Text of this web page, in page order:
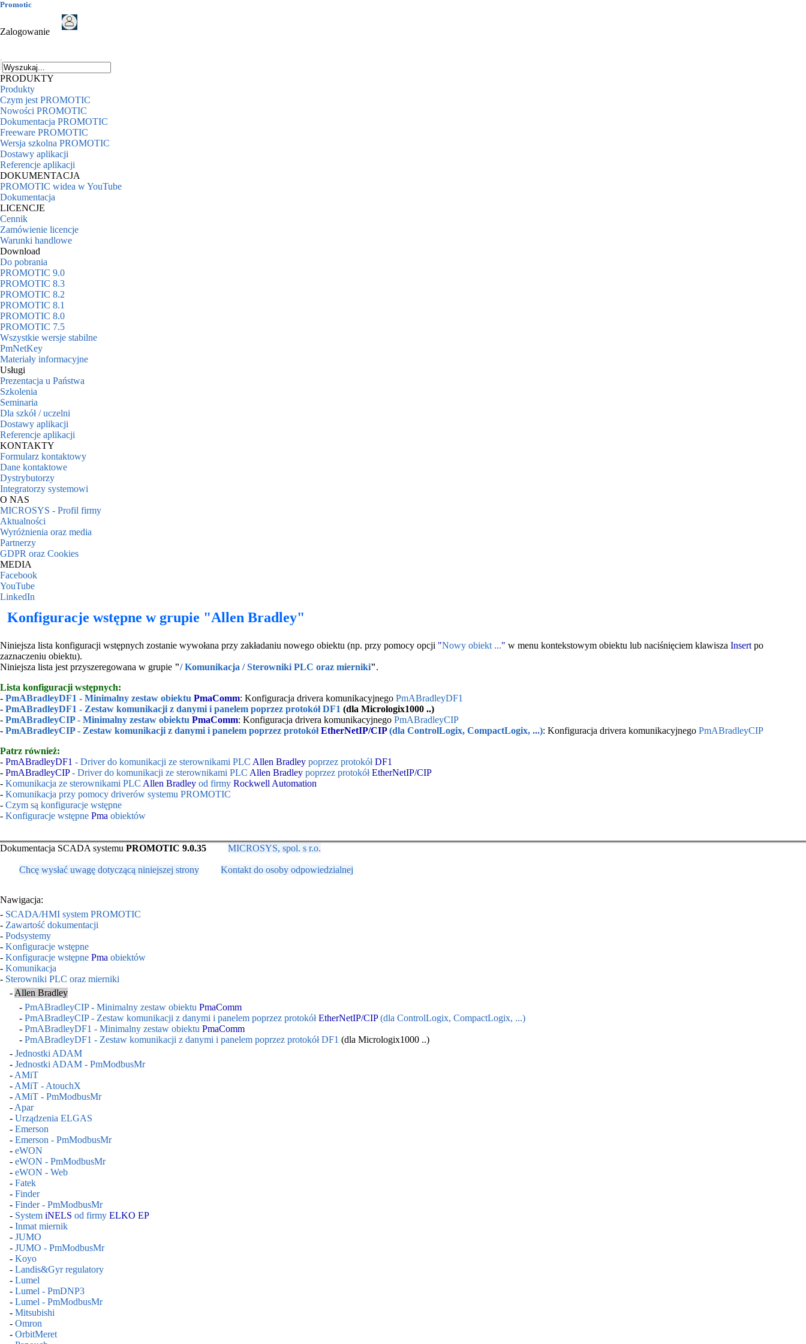
Promotic
Zalogowanie
PRODUKTY
Produkty
Czym jest PROMOTIC
Nowości PROMOTIC
Dokumentacja PROMOTIC
Freeware PROMOTIC
Wersja szkolna PROMOTIC
Dostawy aplikacji
Referencje aplikacji
DOKUMENTACJA
PROMOTIC widea w YouTube
Dokumentacja
LICENCJE
Cennik
Zamówienie licencje
Warunki handlowe
Download
Do pobrania
PROMOTIC 9.0
PROMOTIC 8.3
PROMOTIC 8.2
PROMOTIC 8.1
PROMOTIC 8.0
PROMOTIC 7.5
Wszystkie wersje stabilne
PmNetKey
Materiały informacyjne
Usługi
Prezentacja u Państwa
Szkolenia
Seminaria
Dla szkół / uczelni
Dostawy aplikacji
Referencje aplikacji
KONTAKTY
Formularz kontaktowy
Dane kontaktowe
Dystrybutorzy
Integratorzy systemowi
O NAS
MICROSYS - Profil firmy
Aktualności
Wyróżnienia oraz media
Partnerzy
GDPR oraz Cookies
MEDIA
Facebook
YouTube
LinkedIn
Konfiguracje wstępne w grupie "Allen Bradley"
Niniejsza lista konfiguracji wstępnych zostanie wywołana przy zakładaniu nowego obiektu (np. przy pomocy opcji "Nowy obiekt ..." w menu kontekstowym obiektu lub naciśnięciem klawisza Insert po
zaznaczeniu obiektu).
Niniejsza lista jest przyszeregowana w grupie "/ Komunikacja / Sterowniki PLC oraz mierniki".
Lista konfiguracji wstępnych:
- PmABradleyDF1 - Minimalny zestaw obiektu PmaComm: Konfiguracja drivera komunikacyjnego PmABradleyDF1
- PmABradleyDF1 - Zestaw komunikacji z danymi i panelem poprzez protokółDF1 (dla Micrologix1000 ..)
- PmABradleyCIP - Minimalny zestaw obiektu PmaComm: Konfiguracja drivera komunikacyjnego PmABradleyCIP
- PmABradleyCIP - Zestaw komunikacji z danymi i panelem poprzez protokółEtherNetIP/CIP(dla ControlLogix, CompactLogix, ...): Konfiguracja drivera komunikacyjnego PmABradleyCIP
Patrz również:
- PmABradleyDF1 - Driver do komunikacji ze sterownikami PLC Allen Bradley poprzez protokółDF1
- PmABradleyCIP- Driver do komunikacji ze sterownikami PLC Allen Bradley poprzez protokółEtherNetIP/CIP
- Komunikacja ze sterownikami PLC Allen Bradley od firmy Rockwell Automation
- Komunikacja przy pomocy driverów systemu PROMOTIC
- Czym są konfiguracje wstępne
- Konfiguracje wstępne Pma obiektów
Dokumentacja SCADA systemu PROMOTIC 9.0.35 MICROSYS, spol. s r.o.
Chcę wysłać uwagę dotyczącą niniejszej strony Kontakt do osoby odpowiedzialnej
Nawigacja:
- SCADA/HMI system PROMOTIC
- Zawartość dokumentacji
- Podsystemy
- Konfiguracje wstępne
- Konfiguracje wstępne Pma obiektów
- Komunikacja
- Sterowniki PLC oraz mierniki
- Allen Bradley
- PmABradleyCIP - Minimalny zestaw obiektu PmaComm
- PmABradleyCIP - Zestaw komunikacji z danymi i panelem poprzez protokółEtherNetIP/CIP(dla ControlLogix, CompactLogix, ...)
- PmABradleyDF1 - Minimalny zestaw obiektu PmaComm
- PmABradleyDF1 - Zestaw komunikacji z danymi i panelem poprzez protokółDF1 (dla Micrologix1000 ..)
- Jednostki ADAM
- Jednostki ADAM - PmModbusMr
- AMiT
- AMiT - AtouchX
- AMiT - PmModbusMr
- Apar
- Urządzenia ELGAS
- Emerson
- Emerson - PmModbusMr
- eWON
- eWON - PmModbusMr
- eWON - Web
- Fatek
- Finder
- Finder - PmModbusMr
- System iNELS od firmy ELKO EP
- Inmat miernik
- JUMO
- JUMO - PmModbusMr
- Koyo
- Landis&Gyr regulatory
- Lumel
- Lumel - PmDNP3
- Lumel - PmModbusMr
- Mitsubishi
- Omron
- OrbitMeret